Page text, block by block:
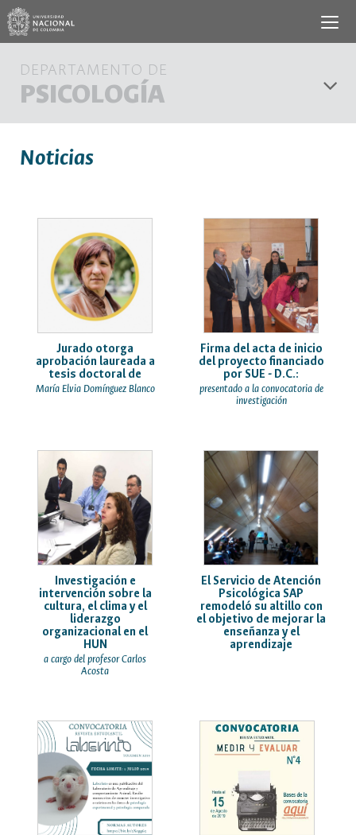
DEPARTAMENTO DE
PSICOLOGÍA
Noticias
Jurado otorga
aprobación laureada a
tesis doctoral de
María Elvia Domínguez Blanco
Firma del acta de inicio
del proyecto financiado
por SUE - D.C.:
presentado a la convocatoria de
investigación
Investigación e
intervención sobre la
cultura, el clima y el
liderazgo
organizacional en el
HUN
a cargo del profesor Carlos
Acosta
El Servicio de Atención
Psicológica SAP
remodeló su altillo con
el objetivo de mejorar la
enseñanza y el
aprendizaje